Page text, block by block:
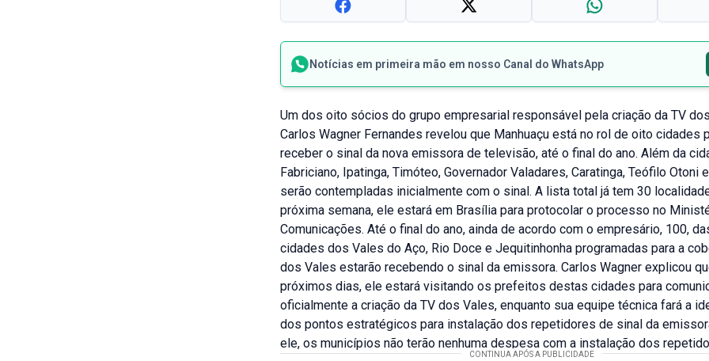
Notícias em primeira mão em nosso Canal do WhatsApp
Um dos oito sócios do grupo empresarial responsável pela criação da TV
Carlos Wagner Fernandes revelou que Manhuaçu está no rol de oito cidades
receber o sinal da nova emissora de televisão, até o final do ano. Além da
Fabriciano, Ipatinga, Timóteo, Governador Valadares, Caratinga, Teófilo Otoni
serão contempladas inicialmente com o sinal. A lista total já tem 30
próxima semana, ele estará em Brasília para protocolar o processo no
Comunicações. Até o final do ano, ainda de acordo com o empresário, 100,
cidades dos Vales do Aço, Rio Doce e Jequitinhonha programadas para a
dos Vales estarão recebendo o sinal da emissora. Carlos Wagner explicou
próximos dias, ele estará visitando os prefeitos destas cidades para
oficialmente a criação da TV dos Vales, enquanto sua equipe técnica fará a
dos pontos estratégicos para instalação dos repetidores de sinal da
ele, os municípios não terão nenhuma despesa com a instalação dos